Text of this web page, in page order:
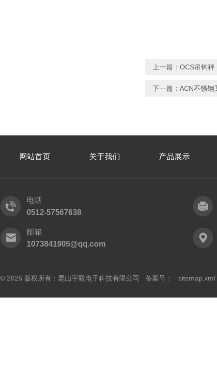
上一篇： OCS吊钩秤
下一篇： ACN不锈钢
网站首页 关于我们 产品展示
电话
0512-57567638
邮箱
1073841905@qq.com
© 2026 版权所有：昆山宇毅电子科技有限公司 备案号： sitemap.xml